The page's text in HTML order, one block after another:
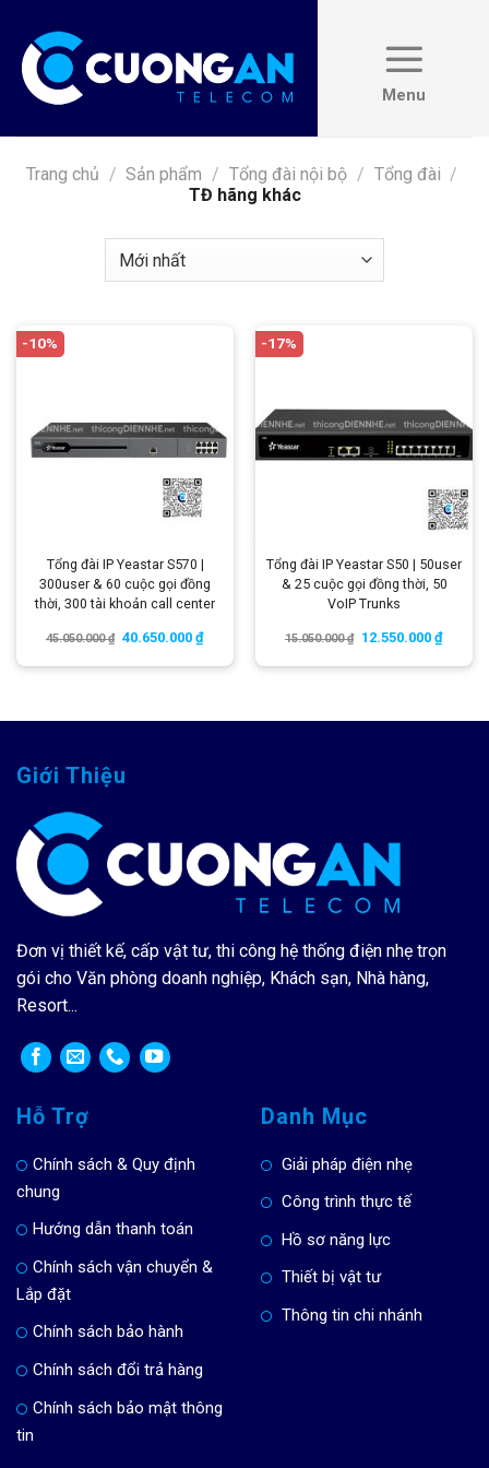
content
Trang chủ / Sản phẩm / Tổng đài nội bộ / Tổng đài /
TĐ hãng khác
-10%
Tổng đài IP Yeastar S570 |
300user & 60 cuộc gọi đồng
thời, 300 tài khoản call center
45.050.000₫ 40.650.000₫
-17%
Tổng đài IP Yeastar S50 | 50user
& 25 cuộc gọi đồng thời, 50
VoIP Trunks
15.050.000₫ 12.550.000₫
Giới Thiệu
Đơn vị thiết kế, cấp vật tư, thi công hệ thống điện nhẹ trọn
gói cho Văn phòng doanh nghiệp, Khách sạn, Nhà hàng,
Resort...
Hỗ Trợ
Chính sách & Quy định
chung
Hướng dẫn thanh toán
Chính sách vận chuyển &
Lắp đặt
Chính sách bảo hành
Chính sách đổi trả hàng
Chính sách bảo mật thông
tin
Danh Mục
Giải pháp điện nhẹ
Công trình thực tế
Hồ sơ năng lực
Thiết bị vật tư
Thông tin chi nhánh